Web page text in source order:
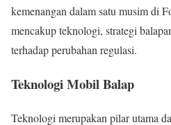
kemenangan dalam satu musim di
mencakup teknologi, strategi
terhadap perubahan regulasi.
Teknologi Mobil Balap
Teknologi merupakan pilar utama